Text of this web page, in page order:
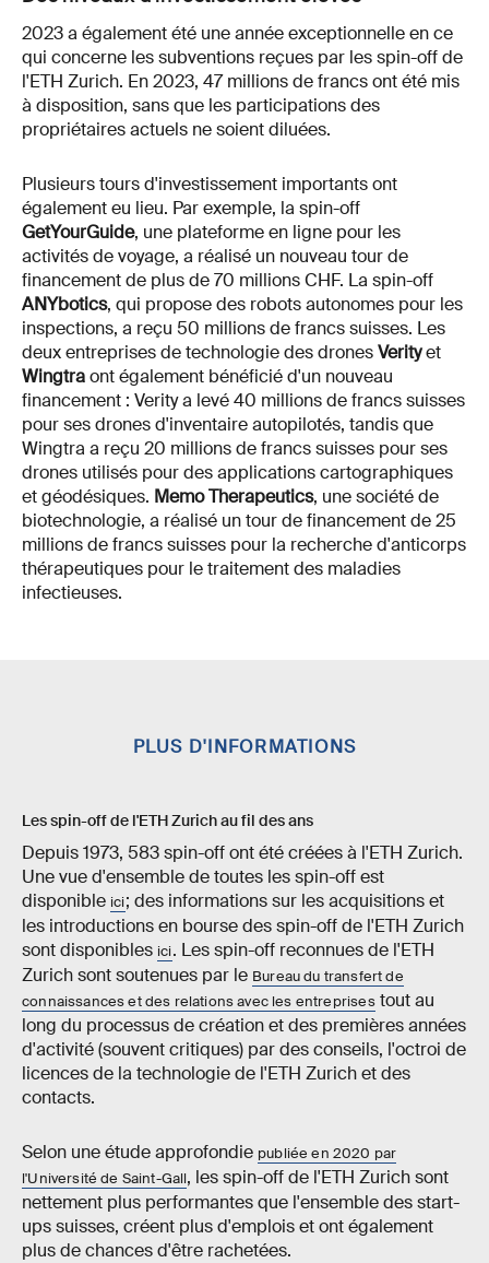
2023 a également été une année exceptionnelle en ce
qui concerne les subventions reçues par les spin-off de
l'ETH Zurich. En 2023, 47 millions de francs ont été mis
à disposition, sans que les participations des
propriétaires actuels ne soient diluées.
Plusieurs tours d'investissement importants ont
également eu lieu. Par exemple, la spin-off
GetYourGuide, une plateforme en ligne pour les
activités de voyage, a réalisé un nouveau tour de
financement de plus de 70 millions CHF. La spin-off
ANYbotics, qui propose des robots autonomes pour les
inspections, a reçu 50 millions de francs suisses. Les
deux entreprises de technologie des dronesVerityet
Wingtraont également bénéficié d'un nouveau
financement : Verity a levé 40 millions de francs suisses
pour ses drones d'inventaire autopilotés, tandis que
Wingtra a reçu 20 millions de francs suisses pour ses
drones utilisés pour des applications cartographiques
et géodésiques. Memo Therapeutics, une société de
biotechnologie, a réalisé un tour de financement de 25
millions de francs suisses pour la recherche d'anticorps
thérapeutiques pour le traitement des maladies
infectieuses.
PLUS D'INFORMATIONS
Les spin-off de l'ETH Zurich au fil des ans
Depuis 1973, 583 spin-off ont été créées à l'ETH Zurich.
Une vue d'ensemble de toutes les spin-off est
disponible ici; des informations sur les acquisitions et
les introductions en bourse des spin-off de l'ETH Zurich
sont disponibles ici. Les spin-off reconnues de l'ETH
Zurich sont soutenues par le Bureau du transfert de
connaissances et des relations avec les entreprisestout au
long du processus de création et des premières années
d'activité (souvent critiques) par des conseils, l'octroi de
licences de la technologie de l'ETH Zurich et des
contacts.
Selon une étude approfondie publiée en 2020 par
l'Université de Saint-Gall, les spin-off de l'ETH Zurich sont
nettement plus performantes que l'ensemble des start-
ups suisses, créent plus d'emplois et ont également
plus de chances d'être rachetées.